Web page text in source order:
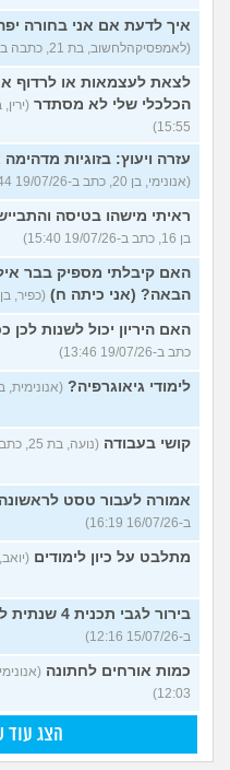
איך לדעת אם אני בחורה
(לאמפסיקהלחשוב, בת 21, כתבה ב-19/07/26 16:04)
לצאת לעצמאות או לרדוף
הכלכלי שלי לא מסתדר
15:55)
עזרה ויעוץ: בזוגיות
(אנונימי, בן 20, כתב ב-19/07/26 15:44)
ראיתי מישהו בטיסה
בן 16, כתב ב-19/07/26 15:40)
האם קיבלתי מספיק בבר
הבאה? (אני כיתה ח) (כפיר, בן 14, כתב ב-19/07/26 13:57)
האם היריון יכול לשנות לכן
כתב ב-19/07/26 13:46)
לימודי גיאוגרפיה? (אנונימית, בת 19, כתבה ב-19/07/
קושי בעבודה (נועה, בת 25, כתבה ב-16/07/26 16:28)
אמורה לעבור טסט לראשונה
ב-16/07/26 16:19)
מתלבט על כיון לימודים (יואב, בן 27, כתב ב-
בירור לגבי תכנית 4 שנתית לרפואה
ב-15/07/26 12:16)
כמות אורחים לחתונה
12:03)
הצג